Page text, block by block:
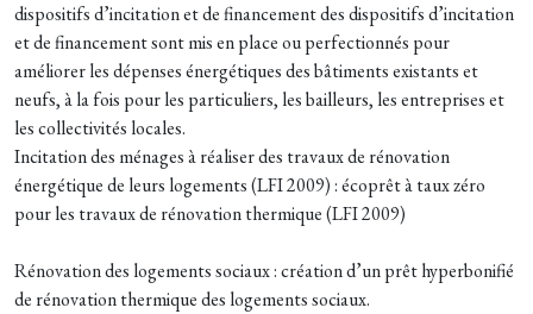
dispositifs d’incitation et de financement des dispositifs d’incitation
et de financement sont mis en place ou perfectionnés pour
améliorer les dépenses énergétiques des bâtiments existants et
neufs, à la fois pour les particuliers, les bailleurs, les entreprises et
les collectivités locales.
Incitation des ménages à réaliser des travaux de rénovation
énergétique de leurs logements (LFI 2009) : écoprêt à taux zéro
pour les travaux de rénovation thermique (LFI 2009)
Rénovation des logements sociaux : création d’un prêt hyperbonifié
de rénovation thermique des logements sociaux.